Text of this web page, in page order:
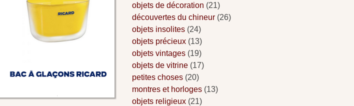
objets de décoration (21)
découvertes du chineur (26)
objets insolites (24)
objets précieux (13)
objets vintages (19)
objets de vitrine (17)
petites choses (20)
montres et horloges (13)
objets religieux (21)